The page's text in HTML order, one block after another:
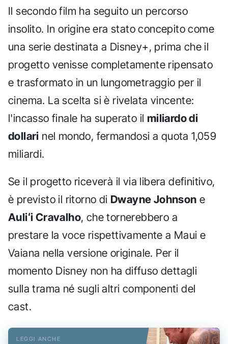
Il secondo film ha seguito un percorso
insolito. In origine era stato concepito come
una serie destinata a Disney+, prima che il
progetto venisse completamente ripensato
e trasformato in un lungometraggio per il
cinema. La scelta si è rivelata vincente:
l'incasso finale ha superato il miliardo di
dollari nel mondo, fermandosi a quota 1,059
miliardi.
Se il progetto riceverà il via libera definitivo,
è previsto il ritorno di Dwayne Johnson e
Auliʻi Cravalho, che tornerebbero a
prestare la voce rispettivamente a Maui e
Vaiana nella versione originale. Per il
momento Disney non ha diffuso dettagli
sulla trama né sugli altri componenti del
cast.